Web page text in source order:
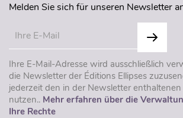
Melden Sie sich für unseren Newsletter
Ihre E-Mail-Adresse wird ausschließlich
die Newsletter der Éditions Ellipses
jederzeit den in der Newsletter
nutzen.. Mehr erfahren über die
Ihre Rechte